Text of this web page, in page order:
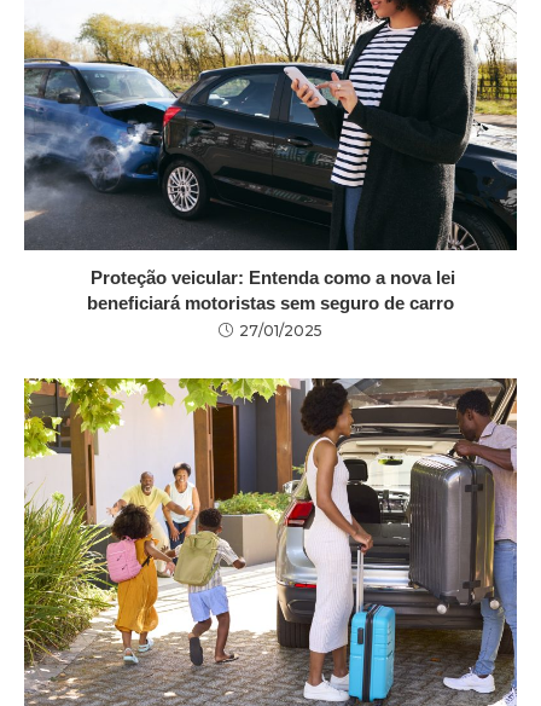
Proteção veicular: Entenda como a nova lei
beneficiará motoristas sem seguro de carro
27/01/2025